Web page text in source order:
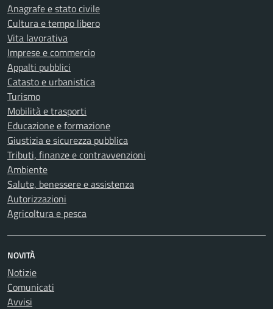
Anagrafe e stato civile
Cultura e tempo libero
Vita lavorativa
Imprese e commercio
Appalti pubblici
Catasto e urbanistica
Turismo
Mobilità e trasporti
Educazione e formazione
Giustizia e sicurezza pubblica
Tributi, finanze e contravvenzioni
Ambiente
Salute, benessere e assistenza
Autorizzazioni
Agricoltura e pesca
NOVITÀ
Notizie
Comunicati
Avvisi